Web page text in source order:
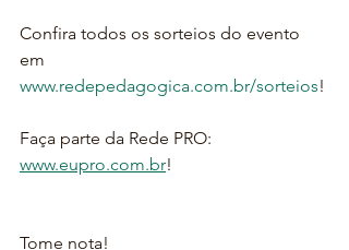
Confira todos os sorteios do evento
em
www.redepedagogica.com.br/sorteios!
Faça parte da Rede PRO:
www.eupro.com.br!
Tome nota!